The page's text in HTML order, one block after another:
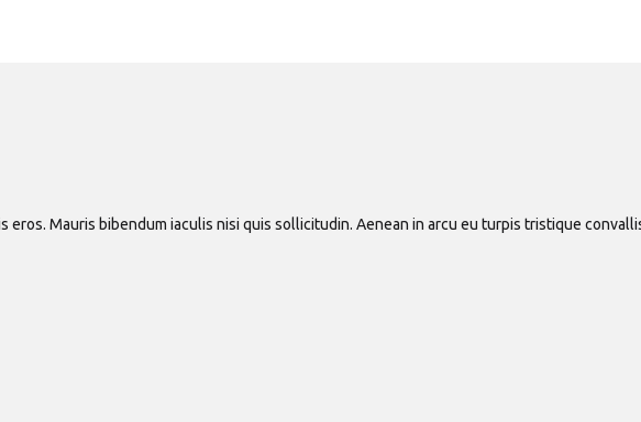
eros. Mauris bibendum iaculis nisi quis sollicitudin. Aenean in arcu eu turpis tristique